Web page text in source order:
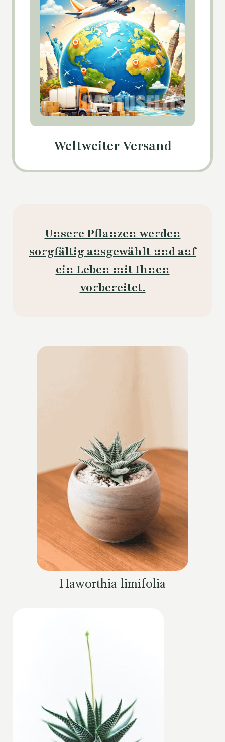
Weltweiter Versand
Unsere Pflanzen werden
sorgfältig ausgewählt und auf
ein Leben mit Ihnen
vorbereitet.
Haworthia limifolia